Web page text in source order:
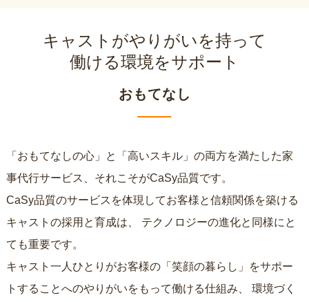
キャストがやりがいを持って
働ける環境をサポート
おもてなし
「おもてなしの心」と「高いスキル」の両方を満たした家
事代行サービス、それこそがCaSy品質です。
CaSy品質のサービスを体現してお客様と信頼関係を築ける
キャストの採用と育成は、
ても重要です。
キャスト一人ひとりがお客様の「笑顔の暮らし」をサポー
トすることへのやりがいをもって働ける仕組み、